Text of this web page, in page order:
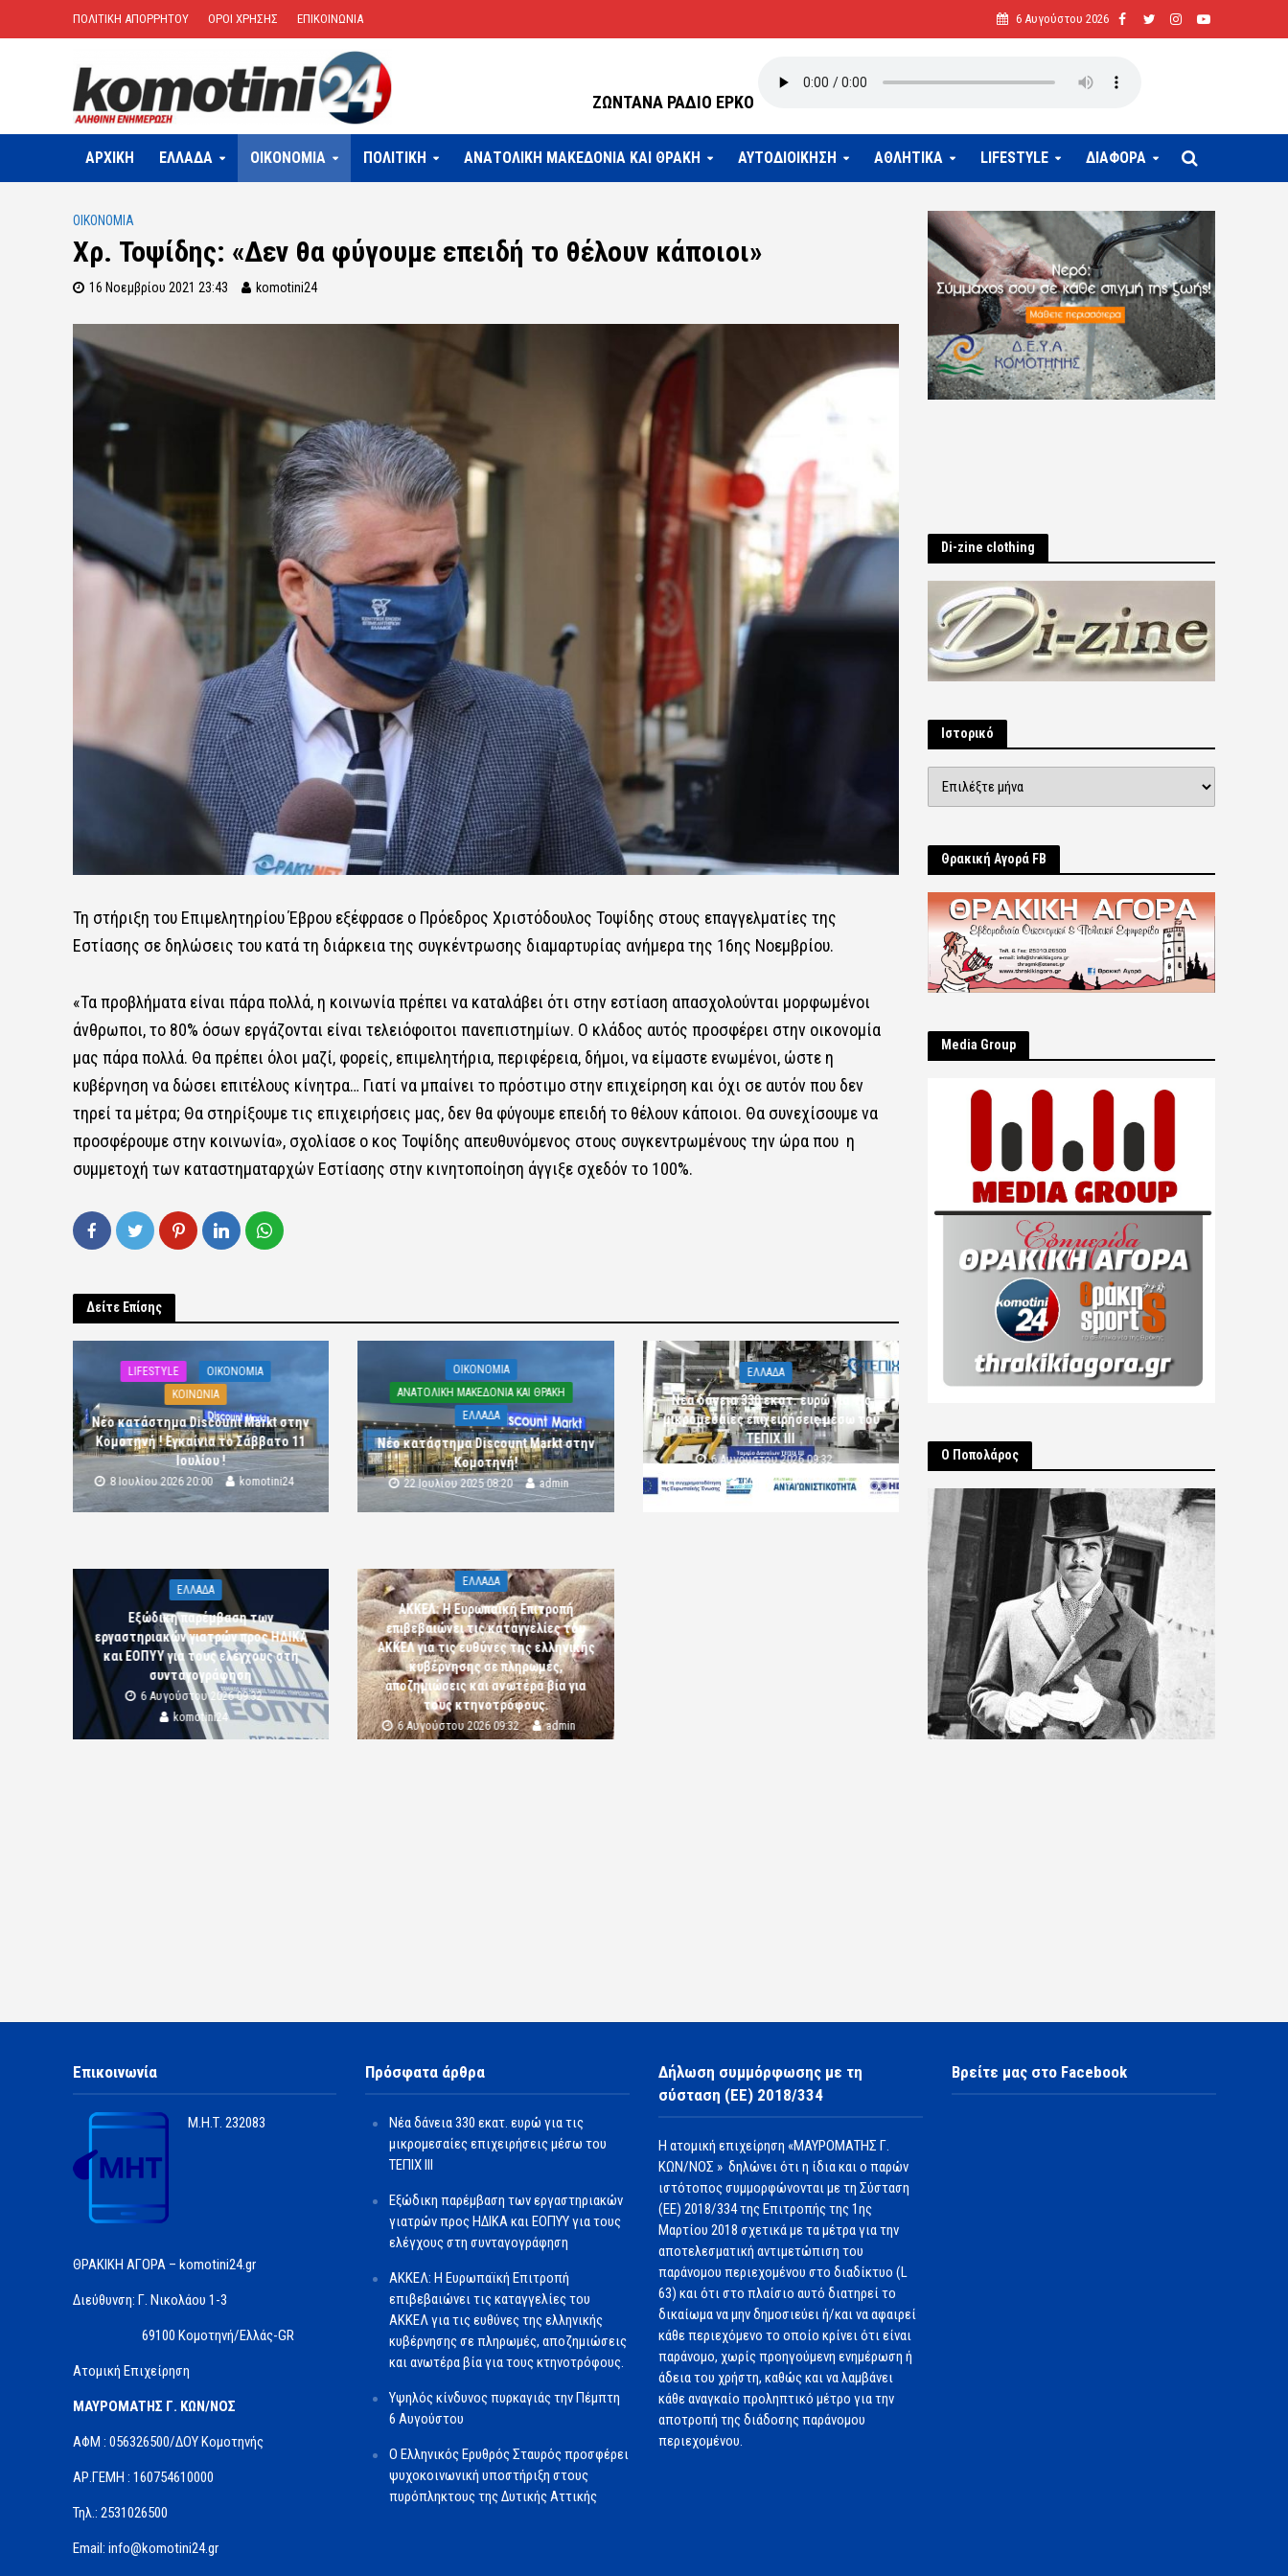
ΠΟΛΙΤΙΚΗ ΑΠΟΡΡΗΤΟΥ ΟΡΟΙ ΧΡΗΣΗΣ ΕΠΙΚΟΙΝΩΝΙΑ 6 Αυγούστου 2026
ΖΩΝΤΑΝΑ ΡΑΔΙΟ ΕΡΚΟ
ΑΡΧΙΚΗ ΕΛΛΑΔΑ OIKONOMIA ΠΟΛΙΤΙΚΗ ΑΝΑΤΟΛΙΚΗ ΜΑΚΕΔΟΝΙΑ ΚΑΙ ΘΡΑΚΗ ΑΥΤΟΔΙΟΙΚΗΣΗ ΑΘΛΗΤΙΚΑ LIFESTYLE ΔΙΑΦΟΡΑ
OIKONOMIA
Χρ. Τοψίδης: «Δεν θα φύγουμε επειδή το θέλουν κάποιοι»
16 Νοεμβρίου 2021 23:43 komotini24
Τη στήριξη του Επιμελητηρίου Έβρου εξέφρασε ο Πρόεδρος Χριστόδουλος Τοψίδης στους επαγγελματίες της
Εστίασης σε δηλώσεις του κατά τη διάρκεια της συγκέντρωσης διαμαρτυρίας ανήμερα της 16ης Νοεμβρίου.
«Τα προβλήματα είναι πάρα πολλά, η κοινωνία πρέπει να καταλάβει ότι στην εστίαση απασχολούνται μορφωμένοι
άνθρωποι, το 80% όσων εργάζονται είναι τελειόφοιτοι πανεπιστημίων. Ο κλάδος αυτός προσφέρει στην οικονομία
μας πάρα πολλά. Θα πρέπει όλοι μαζί, φορείς, επιμελητήρια, περιφέρεια, δήμοι, να είμαστε ενωμένοι, ώστε η
κυβέρνηση να δώσει επιτέλους κίνητρα… Γιατί να μπαίνει το πρόστιμο στην επιχείρηση και όχι σε αυτόν που δεν
τηρεί τα μέτρα; Θα στηρίξουμε τις επιχειρήσεις μας, δεν θα φύγουμε επειδή το θέλουν κάποιοι. Θα συνεχίσουμε να
προσφέρουμε στην κοινωνία», σχολίασε ο κος Τοψίδης απευθυνόμενος στους συγκεντρωμένους την ώρα που η
συμμετοχή των καταστηματαρχών Εστίασης στην κινητοποίηση άγγιξε σχεδόν το 100%.
Δείτε Επίσης
LIFESTYLE
OIKONOMIA
ΚΟΙΝΩΝΙΑ
Νέο κατάστημα Discount Markt στην
Κομοτηνή ! Εγκαίνια το Σάββατο 11
Ιουλίου !
8 Ιουλίου 2026 20:00 komotini24
OIKONOMIA
ΑΝΑΤΟΛΙΚΗ ΜΑΚΕΔΟΝΙΑ ΚΑΙ ΘΡΑΚΗ
ΕΛΛΑΔΑ
Νέο κατάστημα Discount Markt στην
Κομοτηνή!
22 Ιουλίου 2025 08:20 admin
ΕΛΛΑΔΑ
Νέα δάνεια 330 εκατ. ευρώ για τις
μικρομεσαίες επιχειρήσεις μέσω του
ΤΕΠΙΧ ΙΙΙ
6 Αυγούστου 2026 09:32
komotini24
ΕΛΛΑΔΑ
Εξώδικη παρέμβαση των
εργαστηριακών γιατρών προς ΗΔΙΚΑ
και ΕΟΠΥΥ για τους ελέγχους στη
συνταγογράφηση
6 Αυγούστου 2026 09:32
komotini24
ΕΛΛΑΔΑ
ΑΚΚΕΛ: Η Ευρωπαϊκή Επιτροπή
επιβεβαιώνει τις καταγγελίες του
ΑΚΚΕΛ για τις ευθύνες της ελληνικής
κυβέρνησης σε πληρωμές,
αποζημιώσεις και ανωτέρα βία για
τους κτηνοτρόφους.
6 Αυγούστου 2026 09:32 admin
Di-zine clothing
Ιστορικό
Θρακική Αγορά FB
Μedia Group
Ο Ποπολάρος
Επικοινωνία
Μ.Η.Τ. 232083
ΘΡΑΚΙΚΗ ΑΓΟΡΑ – komotini24.gr
Διεύθυνση: Γ. Νικολάου 1-3
69100 Κομοτηνή/Ελλάς-GR
Ατομική Επιχείρηση
ΜΑΥΡΟΜΑΤΗΣ Γ. ΚΩΝ/ΝΟΣ
ΑΦΜ : 056326500/ΔOΥ Κομοτηνής
ΑΡ.ΓΕΜΗ : 160754610000
Τηλ.: 2531026500
Email: info@komotini24.gr
Πρόσφατα άρθρα
Νέα δάνεια 330 εκατ. ευρώ για τις
μικρομεσαίες επιχειρήσεις μέσω του
ΤΕΠΙΧ ΙΙΙ
Εξώδικη παρέμβαση των εργαστηριακών
γιατρών προς ΗΔΙΚΑ και ΕΟΠΥΥ για τους
ελέγχους στη συνταγογράφηση
ΑΚΚΕΛ: Η Ευρωπαϊκή Επιτροπή
επιβεβαιώνει τις καταγγελίες του
ΑΚΚΕΛ για τις ευθύνες της ελληνικής
κυβέρνησης σε πληρωμές, αποζημιώσεις
και ανωτέρα βία για τους κτηνοτρόφους.
Υψηλός κίνδυνος πυρκαγιάς την Πέμπτη
6 Αυγούστου
Ο Ελληνικός Ερυθρός Σταυρός προσφέρει
ψυχοκοινωνική υποστήριξη στους
πυρόπληκτους της Δυτικής Αττικής
Δήλωση συμμόρφωσης με τη
σύσταση (ΕΕ) 2018/334
Η ατομική επιχείρηση «ΜΑΥΡΟΜΑΤΗΣ Γ.
ΚΩΝ/ΝΟΣ » δηλώνει ότι η ίδια και ο παρών
ιστότοπος συμμορφώνονται με τη Σύσταση
(ΕΕ) 2018/334 της Επιτροπής της 1ης
Μαρτίου 2018 σχετικά με τα μέτρα για την
αποτελεσματική αντιμετώπιση του
παράνομου περιεχομένου στο διαδίκτυο (L
63) και ότι στο πλαίσιο αυτό διατηρεί το
δικαίωμα να μην δημοσιεύει ή/και να αφαιρεί
κάθε περιεχόμενο το οποίο κρίνει ότι είναι
παράνομο, χωρίς προηγούμενη ενημέρωση ή
άδεια του χρήστη, καθώς και να λαμβάνει
κάθε αναγκαίο προληπτικό μέτρο για την
αποτροπή της διάδοσης παράνομου
περιεχομένου.
Βρείτε μας στο Facebook